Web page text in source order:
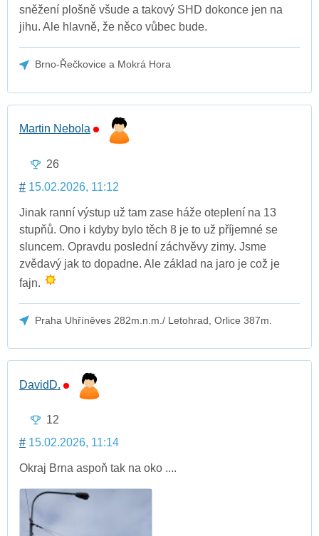
sněžení plošně všude a takový SHD dokonce jen na
jihu. Ale hlavně, že něco vůbec bude.
Brno-Řečkovice a Mokrá Hora
Martin Nebola
26
# 15.02.2026, 11:12
Jinak ranní výstup už tam zase háže oteplení na 13
stupňů. Ono i kdyby bylo těch 8 je to už příjemné se
sluncem. Opravdu poslední záchvěvy zimy. Jsme
zvědavý jak to dopadne. Ale základ na jaro je což je
fajn.
Praha Uhříněves 282m.n.m./ Letohrad, Orlice 387m.
DavidD.
12
# 15.02.2026, 11:14
Okraj Brna aspoň tak na oko ....